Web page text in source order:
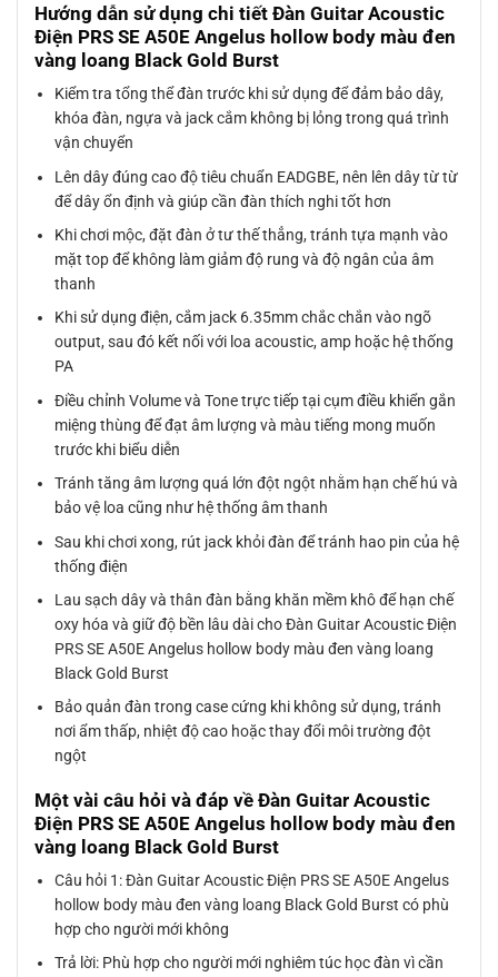
Hướng dẫn sử dụng chi tiết Đàn Guitar Acoustic
Điện PRS SE A50E Angelus hollow body màu đen
vàng loang Black Gold Burst
Kiểm tra tổng thể đàn trước khi sử dụng để đảm bảo dây,
khóa đàn, ngựa và jack cắm không bị lỏng trong quá trình
vận chuyển
Lên dây đúng cao độ tiêu chuẩn EADGBE, nên lên dây từ từ
để dây ổn định và giúp cần đàn thích nghi tốt hơn
Khi chơi mộc, đặt đàn ở tư thế thẳng, tránh tựa mạnh vào
mặt top để không làm giảm độ rung và độ ngân của âm
thanh
Khi sử dụng điện, cắm jack 6.35mm chắc chắn vào ngõ
output, sau đó kết nối với loa acoustic, amp hoặc hệ thống
PA
Điều chỉnh Volume và Tone trực tiếp tại cụm điều khiển gắn
miệng thùng để đạt âm lượng và màu tiếng mong muốn
trước khi biểu diễn
Tránh tăng âm lượng quá lớn đột ngột nhằm hạn chế hú và
bảo vệ loa cũng như hệ thống âm thanh
Sau khi chơi xong, rút jack khỏi đàn để tránh hao pin của hệ
thống điện
Lau sạch dây và thân đàn bằng khăn mềm khô để hạn chế
oxy hóa và giữ độ bền lâu dài cho Đàn Guitar Acoustic Điện
PRS SE A50E Angelus hollow body màu đen vàng loang
Black Gold Burst
Bảo quản đàn trong case cứng khi không sử dụng, tránh
nơi ẩm thấp, nhiệt độ cao hoặc thay đổi môi trường đột
ngột
Một vài câu hỏi và đáp về Đàn Guitar Acoustic
Điện PRS SE A50E Angelus hollow body màu đen
vàng loang Black Gold Burst
Câu hỏi 1: Đàn Guitar Acoustic Điện PRS SE A50E Angelus
hollow body màu đen vàng loang Black Gold Burst có phù
hợp cho người mới không
Trả lời: Phù hợp cho người mới nghiêm túc học đàn vì cần